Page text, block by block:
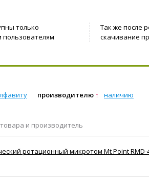
только
пользователям
Так же после
скачивание
производителю наличию
и производитель
ротационный микротом Mt Point RMD-